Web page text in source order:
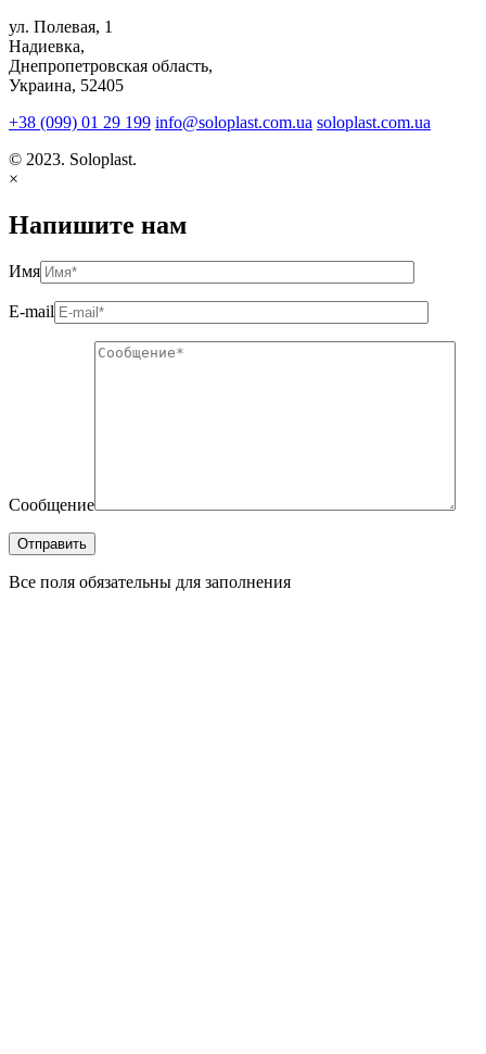
ул. Полевая, 1
Надиевка,
Днепропетровская область,
Украина, 52405
+38 (099) 01 29 199 info@soloplast.com.ua soloplast.com.ua
© 2023. Soloplast.
×
Напишите нам
Имя
E-mail
Сообщение
Все поля обязательны для заполнения